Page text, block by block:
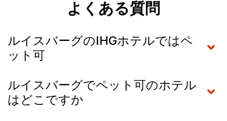
よくある質問
ルイスバーグのIHGホテルではペ
ット可
ルイスバーグでペット可のホテル
はどこですか